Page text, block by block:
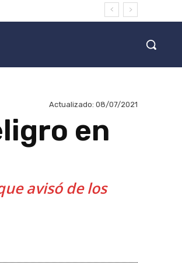
Actualizado: 08/07/2021
en
avisó de los